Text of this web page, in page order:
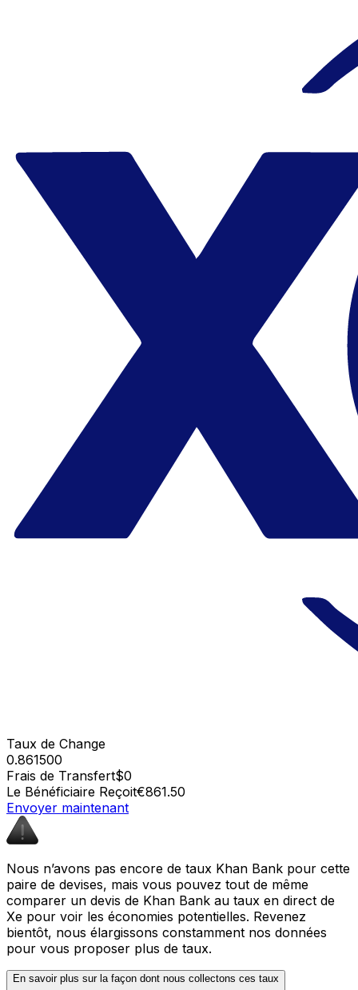
Taux de Change
0.861500
Frais de Transfert$0
Le Bénéficiaire Reçoit€861.50
Envoyer maintenant
Nous n’avons pas encore de taux Khan Bank pour cette
paire de devises, mais vous pouvez tout de même
comparer un devis de Khan Bank au taux en direct de
Xe pour voir les économies potentielles. Revenez
bientôt, nous élargissons constamment nos données
pour vous proposer plus de taux.
En savoir plus sur la façon dont nous collectons ces taux